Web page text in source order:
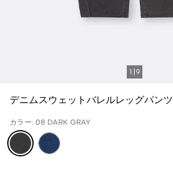
1 9
デニムスウェットバレルレッグパンツ
カラー: 08 DARK GRAY